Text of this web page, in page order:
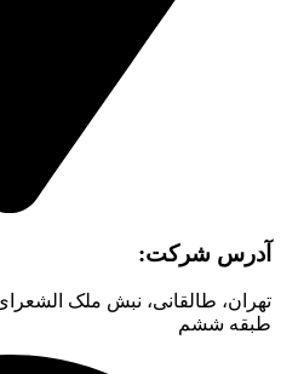
آدرس شرکت:
طبقه ششم